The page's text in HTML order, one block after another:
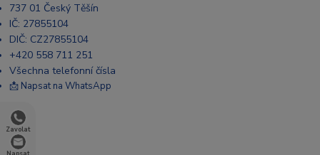
Zavolat
Napsat
737 01 Český Těšín
IČ: 27855104
DIČ: CZ27855104
+420 558 711 251
Všechna telefonní čísla
📩 Napsat na WhatsApp